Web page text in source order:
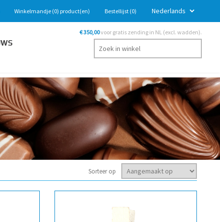
Winkelmandje (0) product(en) Bestellijst (0)
€ 350,00voor gratis zending in NL (excl. wadden).
Sorteer op